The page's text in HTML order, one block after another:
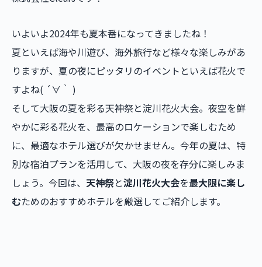
いよいよ2024年も夏本番になってきましたね！
夏といえば海や川遊び、海外旅行など様々な楽しみがあ
りますが、夏の夜にピッタリのイベントといえば花火で
すよね( ´∀｀ )
そして大阪の夏を彩る天神祭と淀川花火大会。夜空を鮮
やかに彩る花火を、最高のロケーションで楽しむため
に、最適なホテル選びが欠かせません。今年の夏は、特
別な宿泊プランを活用して、大阪の夜を存分に楽しみま
しょう。今回は、 天神祭と淀川花火大会を最大限に楽し
むためのおすすめホテルを厳選してご紹介します。